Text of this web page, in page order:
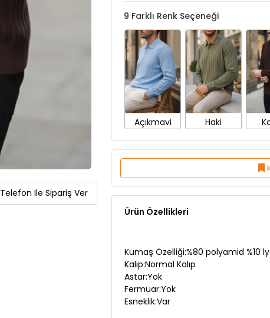
Telefon İle Sipariş Ver
Açıkmavi Haki
Ürün Özellikleri
Astar:Yok
Fermuar:Yok
Esneklik:Var